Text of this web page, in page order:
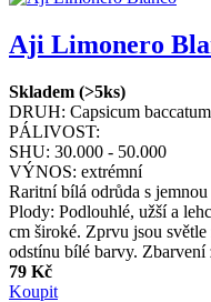
Aji Limonero
Skladem (>5ks)
DRUH: Capsicum baccatum
PÁLIVOST:
SHU: 30.000 - 50.000
VÝNOS: extrémní
Raritní bílá odrůda s
Plody: Podlouhlé, užší a
cm široké. Zprvu jsou
odstínu bílé barvy.
79 Kč
Koupit